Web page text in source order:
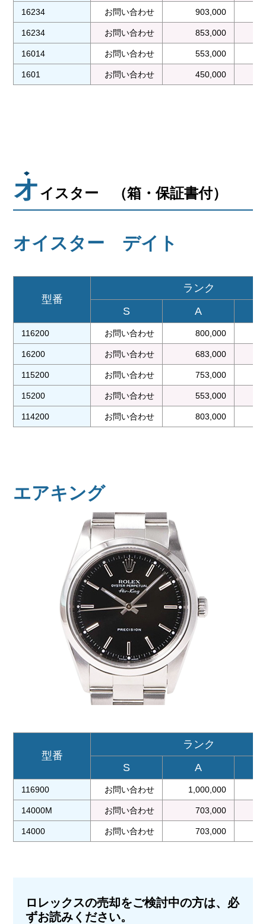
16234 お問い合わせ 903,000
16234 お問い合わせ 853,000
16014 お問い合わせ 553,000
1601 お問い合わせ 450,000
オイスター （箱・保証書付）
オイスター デイト
型番
ランク
S
A
116200 お問い合わせ 800,000
16200 お問い合わせ 683,000
115200 お問い合わせ 753,000
15200 お問い合わせ 553,000
114200 お問い合わせ 803,000
エアキング
型番
ランク
S
A
116900 お問い合わせ 1,000,000
14000M お問い合わせ 703,000
14000 お問い合わせ 703,000
ロレックスの売却をご検討中の方は、必
ずお読みください。